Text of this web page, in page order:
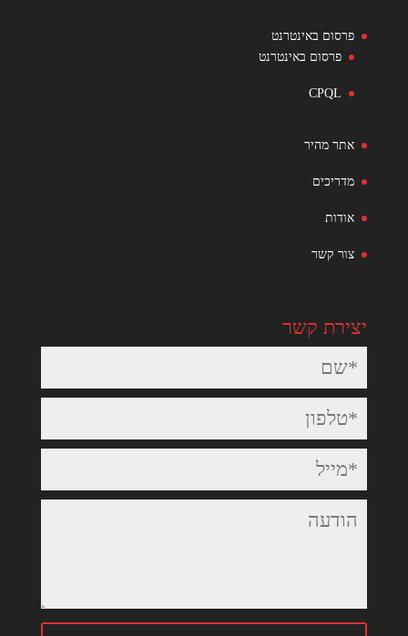
פרסום באינטרנט
פרסום באינטרנט
CPQL
אתר מהיר
מדריכים
אודות
צור קשר
יצירת קשר